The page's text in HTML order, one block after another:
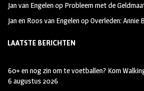
Jan van Engelenop Probleem met de
Jan en Roos van EngelenopOverleden: Annie
LAATSTE BERICHTEN
60+ en nog zin om te voetballen? Kom
6 augustus 2026